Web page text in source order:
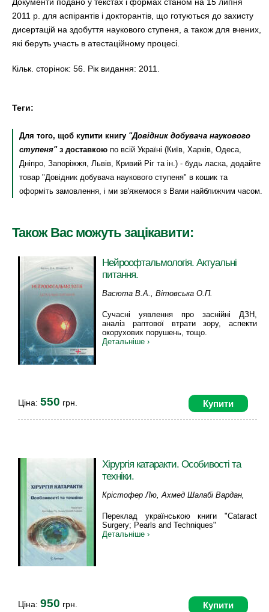
2011 р. для аспірантів і докторантів, що готуються до захисту
дисертацій на здобуття наукового ступеня, а також для вчених,
які беруть участь в атестаційному процесі.
Кільк. сторінок: 56. Рік видання: 2011.
Теги:
Для того, щоб купити книгу "Довідник добувача наукового
ступеня"з доставкою по всій Україні (Київ, Харків, Одеса,
Дніпро, Запоріжжя, Львів, Кривий Ріг та ін.) - будь ласка, додайте
товар "Довідник добувача наукового ступеня" в кошик та
оформіть замовлення, і ми зв'яжемося з Вами найближчим часом.
Також Вас можуть зацікавити:
Нейроофтальмологія. Актуальні
питання.
Васюта В.А., Вітовська О.П.
Сучасні уявлення про заснійні ДЗН,
аналіз раптової втрати зору, аспекти
окорухових порушень, тощо.
Детальніше ›
Купити
Ціна: 550 грн.
Хірургія катаракти. Особивості та
техніки.
Крістофер Лю, Ахмед Шалабі Вардан,
Переклад українською книги "Cataract
Surgery; Pearls and Techniques"
Детальніше ›
Купити
Ціна: 950 грн.